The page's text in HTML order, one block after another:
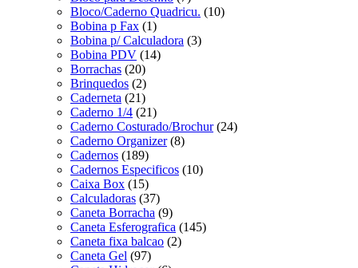
Bloco/Caderno Quadricu. (10)
Bobina p Fax (1)
Bobina p/ Calculadora (3)
Bobina PDV (14)
Borrachas (20)
Brinquedos (2)
Caderneta (21)
Caderno 1/4 (21)
Caderno Costurado/Brochur (24)
Caderno Organizer (8)
Cadernos (189)
Cadernos Especificos (10)
Caixa Box (15)
Calculadoras (37)
Caneta Borracha (9)
Caneta Esferografica (145)
Caneta fixa balcao (2)
Caneta Gel (97)